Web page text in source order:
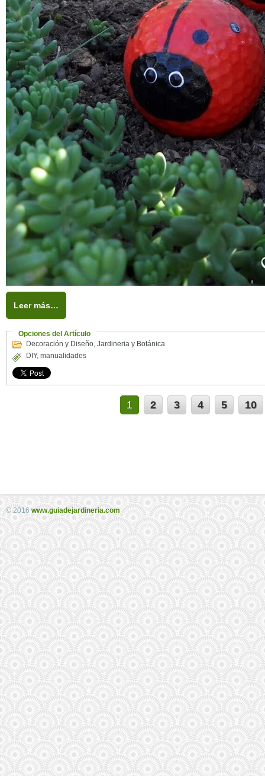
Leer más…
Opciones del Artículo
Decoración y Diseño, Jardineria y Botánica
DIY, manualidades
1 2 3 4 5 10
© 2016 www.guiadejardineria.com